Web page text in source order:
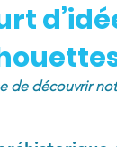
de découvrir